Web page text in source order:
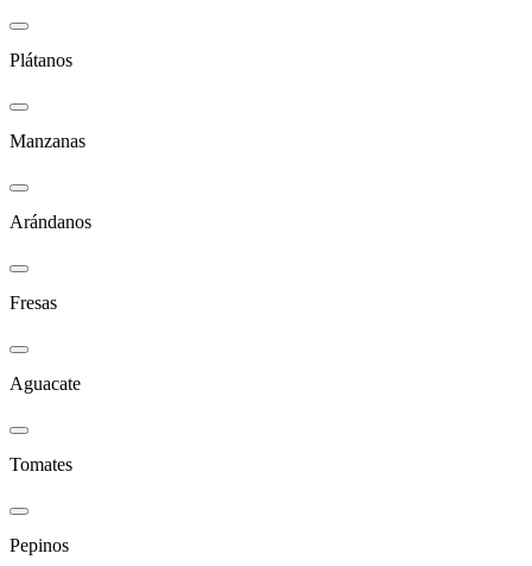
Plátanos
Manzanas
Arándanos
Fresas
Aguacate
Tomates
Pepinos